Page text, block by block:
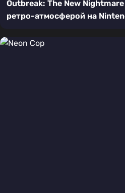
Outbreak: The New
ретро-атмосферой на